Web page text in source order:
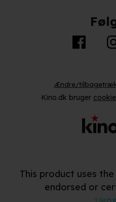
Ændre/
Kino.dk bruger
This product uses
endorsed or